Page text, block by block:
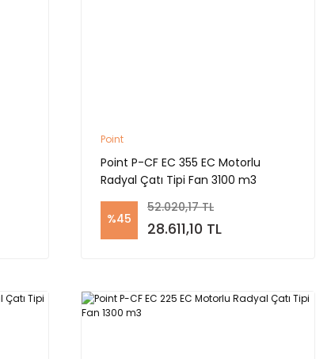
Point
Point P-CF EC 355 EC Motorlu
Radyal Çatı Tipi Fan 3100 m3
%45
52.020,17 TL
28.611,10 TL